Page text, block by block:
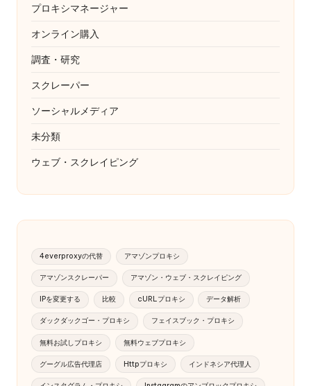
プロキシマネージャー
オンライン購入
調査・研究
スクレーパー
ソーシャルメディア
未分類
ウェブ・スクレイピング
4everproxyの代替 アマゾンプロキシ
アマゾンスクレーパー アマゾン・ウェブ・スクレイピング
IPを変更する 比較 cURLプロキシ データ解析
ダックダックゴー・プロキシ フェイスブック・プロキシ
無料お試しプロキシ 無料ウェブプロキシ
グーグル広告代理店 Httpプロキシ インドネシア代理人